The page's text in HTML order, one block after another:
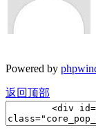
Powered by
返回顶部